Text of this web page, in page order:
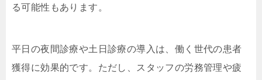
る可能性もあります。
平日の夜間診療や土日診療の導入は、働く世代の患者
獲得に効果的です。ただし、スタッフの労務管理や疲